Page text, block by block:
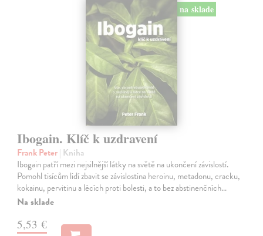
na sklade
Ibogain. Klíč k uzdravení
Frank Peter| Kniha
Ibogain patří mezi nejsilnější látky na světě na ukončení závislostí.
Pomohl tisícům lidí zbavit se závislostina heroinu, metadonu, cracku,
kokainu, pervitinu a lécích proti bolesti, a to bez abstinenčních…
Na sklade
5,53 €